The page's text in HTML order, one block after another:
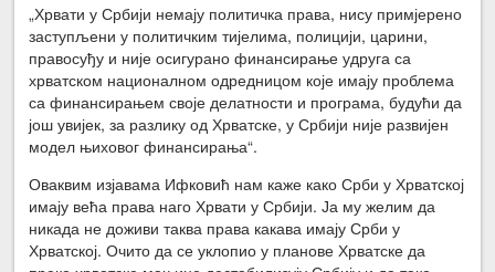
„Хрвати у Србији немају политичка права, нису примјерено
заступљени у политичким тијелима, полицији, царини,
правосуђу и није осигурано финансирање удруга са
хрватском националном одредницом које имају проблема
са финансирањем своје делатности и програма, будући да
још увијек, за разлику од Хрватске, у Србији није развијен
модел њиховог финансирања“.
Оваквим изјавама Ифковић нам каже како Срби у Хрватској
имају већа права наго Хрвати у Србији. Ја му желим да
никада не доживи таква права какава имају Срби у
Хрватској. Очито да се уклопио у планове Хрватске да